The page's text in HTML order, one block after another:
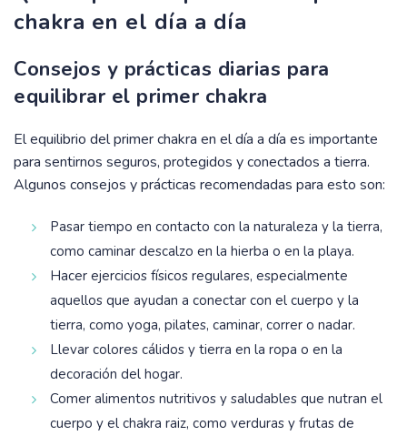
chakra en el día a día
Consejos y prácticas diarias para
equilibrar el primer chakra
El equilibrio del primer chakra en el día a día es importante
para sentirnos seguros, protegidos y conectados a tierra.
Algunos consejos y prácticas recomendadas para esto son:
Pasar tiempo en contacto con la naturaleza y la tierra,
como caminar descalzo en la hierba o en la playa.
Hacer ejercicios físicos regulares, especialmente
aquellos que ayudan a conectar con el cuerpo y la
tierra, como yoga, pilates, caminar, correr o nadar.
Llevar colores cálidos y tierra en la ropa o en la
decoración del hogar.
Comer alimentos nutritivos y saludables que nutran el
cuerpo y el chakra raiz, como verduras y frutas de